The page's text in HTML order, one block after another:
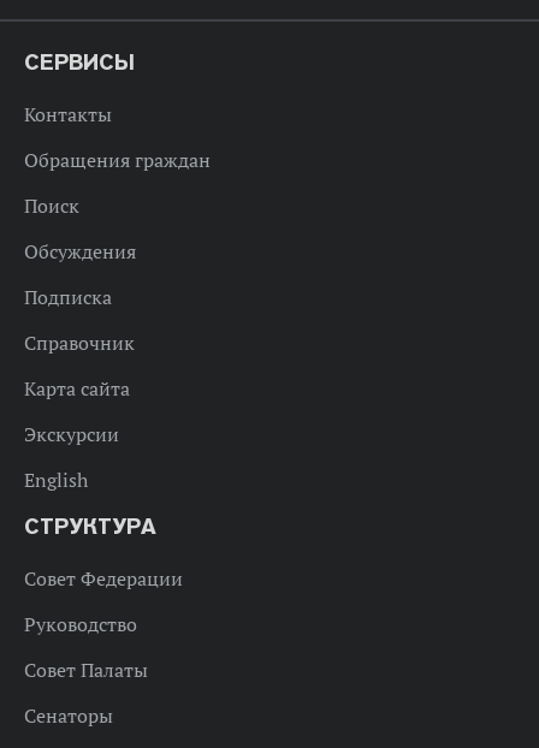
СЕРВИСЫ
Контакты
Обращения граждан
Поиск
Обсуждения
Подписка
Справочник
Карта сайта
Экскурсии
English
СТРУКТУРА
Совет Федерации
Руководство
Совет Палаты
Сенаторы